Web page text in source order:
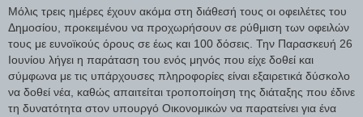
Μόλις τρεις ημέρες έχουν ακόμα στη διάθεσή τους οι οφειλέτες του
Δημοσίου, προκειμένου να προχωρήσουν σε ρύθμιση των οφειλών
τους με ευνοϊκούς όρους σε έως και 100 δόσεις. Την Παρασκευή 26
Ιουνίου λήγει η παράταση του ενός μηνός που είχε δοθεί και
σύμφωνα με τις υπάρχουσες πληροφορίες είναι εξαιρετικά δύσκολο
να δοθεί νέα, καθώς απαιτείται τροποποίηση της διάταξης που έδινε
τη δυνατότητα στον υπουργό Οικονομικών να παρατείνει για ένα